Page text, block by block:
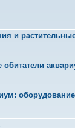
и
обитатели